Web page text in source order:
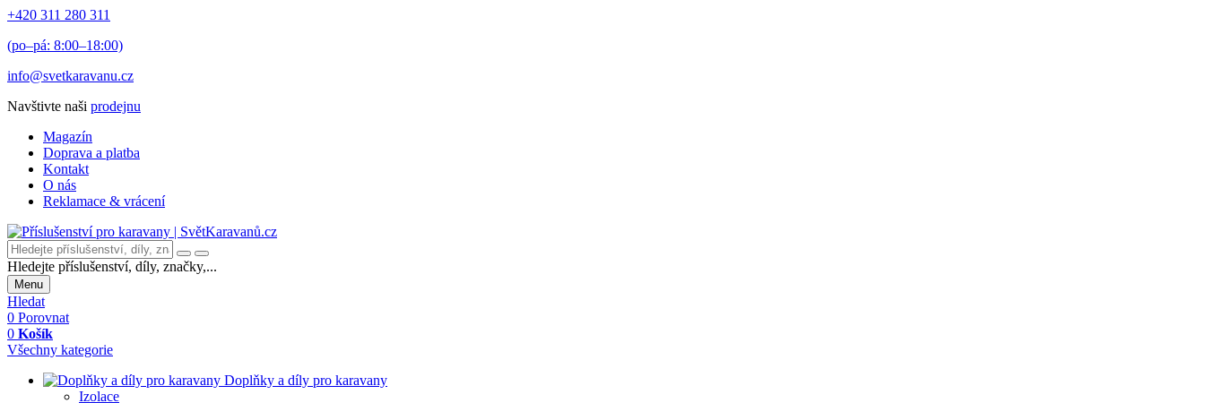
+420 311 280 311
(po–pá: 8:00–18:00)
info@svetkaravanu.cz
Navštivte naši prodejnu
Magazín
Doprava a platba
Kontakt
O nás
Reklamace & vrácení
Hledejte příslušenství, díly, značky,...
Menu
Hledat
0 Porovnat
0 Košík
Všechny kategorie
Doplňky a díly pro karavany
Izolace